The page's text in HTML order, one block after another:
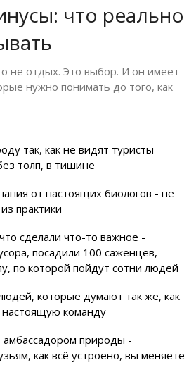
что реально
не отдых. Это выбор. И он имеет
нужно понимать до того, как
так, как не видят туристы -
толп, в тишине
от настоящих биологов - не
практики
сделали что-то важное -
посадили 100 саженцев,
по которой пойдут сотни людей
которые думают так же, как
команду
амбассадором природы -
как всё устроено, вы меняете